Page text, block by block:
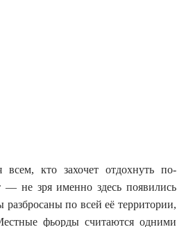
кто захочет отдохнуть по-
— не зря именно здесь появились
по всей её территории,
фьорды считаются одними